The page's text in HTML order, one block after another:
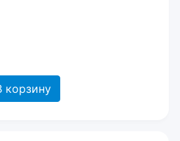
корзину